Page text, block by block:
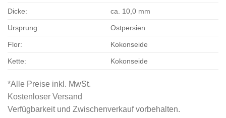
Dicke: ca. 10,0 mm
Ursprung: Ostpersien
Flor: Kokonseide
Kette: Kokonseide
*Alle Preise inkl. MwSt.
Kostenloser Versand
Verfügbarkeit und Zwischenverkauf vorbehalten.